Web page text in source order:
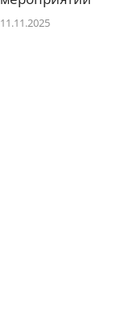
11.11.2025